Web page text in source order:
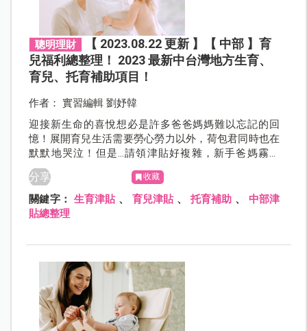
聰明理財
【 2023.08.22 更新 】【 中部 】育
兒福利總整理！ 2023 最新中台灣地方生育、
育兒、托育補助項目！
作者： 實習編輯 劉妤韓
迎接新生命的喜悅想必是許多爸爸媽媽難以忘記的回
憶！展開育兒生活需要勞心勞力以外，荷包君同時也在
默默地哭泣！但是...請領津貼好複雜，新手爸媽霧煞
煞！別擔心，本篇幫爸爸媽媽整理好最新「中部」生
育、育兒、托育補助，一起來看看歡樂育兒的同時可以
請領什麼補助吧！
分享 收藏
關鍵字： 生育津貼 、 育兒津貼 、 托育補助 、 中部津
貼總整理